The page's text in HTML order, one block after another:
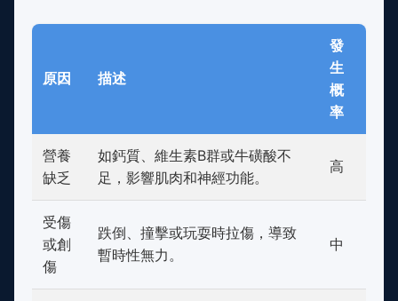
原因 描述
發
生
概
率
營養
缺乏
如鈣質、維生素B群或牛磺酸不
足，影響肌肉和神經功能。
高
受傷
或創
傷
跌倒、撞擊或玩耍時拉傷，導致
暫時性無力。
中